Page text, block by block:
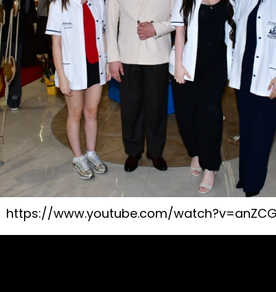
https://www.youtube.com/